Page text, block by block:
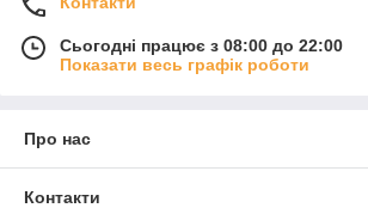
Сьогодні працює з 08:00 до 22:00
Показати весь графік роботи
Про нас
Контакти